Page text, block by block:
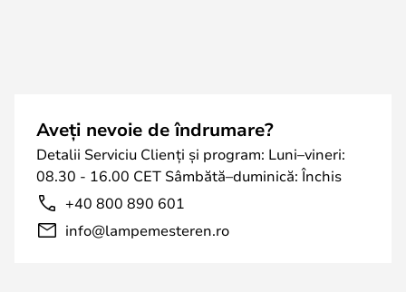
Aveți nevoie de îndrumare?
Detalii Serviciu Clienți și program: Luni–vineri:
08.30 - 16.00 CET Sâmbătă–duminică: Închis
+40 800 890 601
info@lampemesteren.ro